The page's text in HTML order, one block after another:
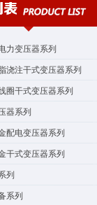
力变压器系列
浇注干式变压器系列
圈干式变压器系列
器系列
配电变压器系列
干式变压器系列
列
系列